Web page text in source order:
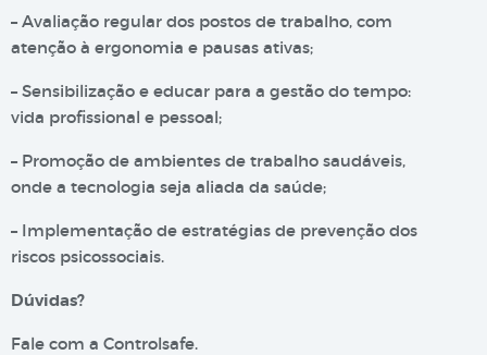
– Avaliação regular dos postos de trabalho, com
atenção à ergonomia e pausas ativas;
– Sensibilização e educar para a gestão do tempo:
vida profissional e pessoal;
– Promoção de ambientes de trabalho saudáveis,
onde a tecnologia seja aliada da saúde;
– Implementação de estratégias de prevenção dos
riscos psicossociais.
Dúvidas?
Fale com a Controlsafe.